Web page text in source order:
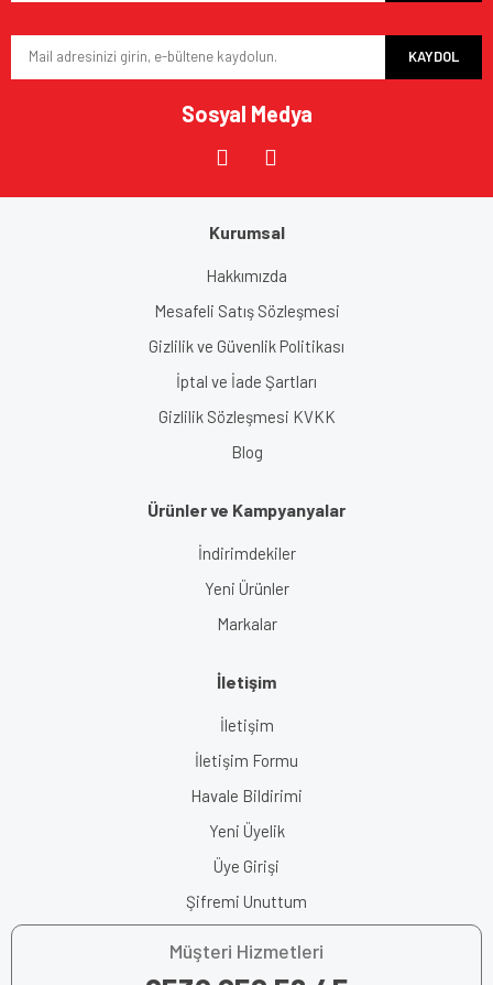
Gönder
KAYDOL
Sosyal Medya
Kurumsal
Hakkımızda
Mesafeli Satış Sözleşmesi
Gizlilik ve Güvenlik Politikası
İptal ve İade Şartları
Gizlilik Sözleşmesi KVKK
Blog
Ürünler ve Kampyanyalar
İndirimdekiler
Yeni Ürünler
Markalar
İletişim
İletişim
İletişim Formu
Havale Bildirimi
Yeni Üyelik
Üye Girişi
Şifremi Unuttum
Müşteri Hizmetleri